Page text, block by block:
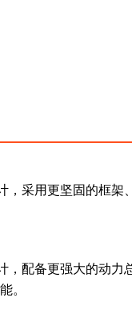
，采用更坚固的框架
，配备更强大的动力
。